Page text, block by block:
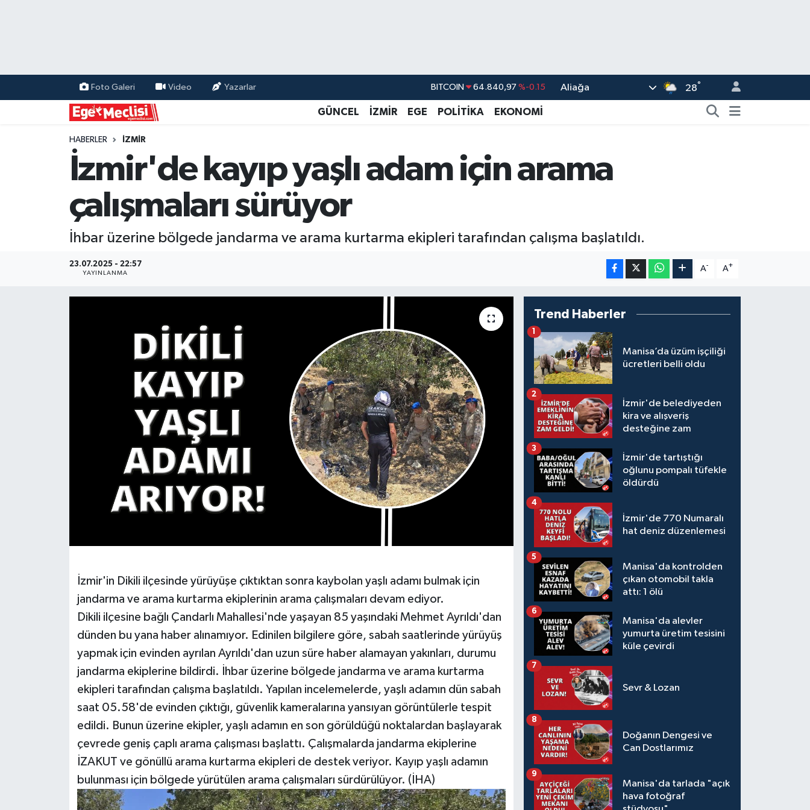
Foto Galeri Video Yazarlar
BITCOIN 64.840,97 %-0.15
DOLAR 47,7436 %0.18
GRAM ALTIN 6660.55 %0
BİST100
Aliağa 28°
GÜNCEL İZMİR EGE POLİTİKA EKONOMİ
HABERLER İZMİR
İzmir'de kayıp yaşlı adam için arama
çalışmaları sürüyor
İhbar üzerine bölgede jandarma ve arama kurtarma ekipleri tarafından çalışma başlatıldı.
23.07.2025 - 22:57
YAYINLANMA
A- A+
İzmir'in Dikili ilçesinde yürüyüşe çıktıktan sonra kaybolan yaşlı adamı bulmak için
jandarma ve arama kurtarma ekiplerinin arama çalışmaları devam ediyor.
Dikili ilçesine bağlı Çandarlı Mahallesi'nde yaşayan 85 yaşındaki Mehmet Ayrıldı'dan
dünden bu yana haber alınamıyor. Edinilen bilgilere göre, sabah saatlerinde yürüyüş
yapmak için evinden ayrılan Ayrıldı'dan uzun süre haber alamayan yakınları, durumu
jandarma ekiplerine bildirdi. İhbar üzerine bölgede jandarma ve arama kurtarma
ekipleri tarafından çalışma başlatıldı. Yapılan incelemelerde, yaşlı adamın dün sabah
saat 05.58'de evinden çıktığı, güvenlik kameralarına yansıyan görüntülerle tespit
edildi. Bunun üzerine ekipler, yaşlı adamın en son görüldüğü noktalardan başlayarak
çevrede geniş çaplı arama çalışması başlattı. Çalışmalarda jandarma ekiplerine
İZAKUT ve gönüllü arama kurtarma ekipleri de destek veriyor. Kayıp yaşlı adamın
bulunması için bölgede yürütülen arama çalışmaları sürdürülüyor. (İHA)
Trend Haberler
Manisa’da üzüm işçiliği
ücretleri belli oldu
1
İzmir'de belediyeden
kira ve alışveriş
desteğine zam
2
İzmir'de tartıştığı
oğlunu pompalı tüfekle
öldürdü
3
İzmir'de 770 Numaralı
hat deniz düzenlemesi
4
Manisa'da kontrolden
çıkan otomobil takla
attı: 1 ölü
5
Manisa'da alevler
yumurta üretim tesisini
küle çevirdi
6
Sevr & Lozan
7
Doğanın Dengesi ve
Can Dostlarımız
8
Manisa'da tarlada "açık
hava fotoğraf
9
EKONOMİ
GÜNCEL
ÖZEL HABER
POLİTİKA
Programlar